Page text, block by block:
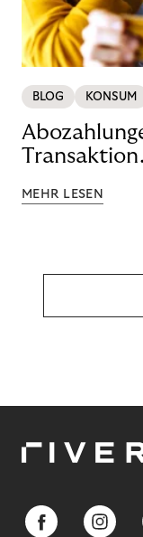
BLOG KONSUM
Transaktion.
MEHR LESEN